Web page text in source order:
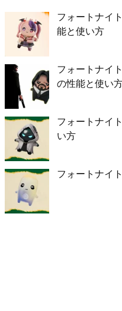
フォートナイ
能と使い方
フォートナイ
の性能と使い
フォートナイ
い方
フォートナイ